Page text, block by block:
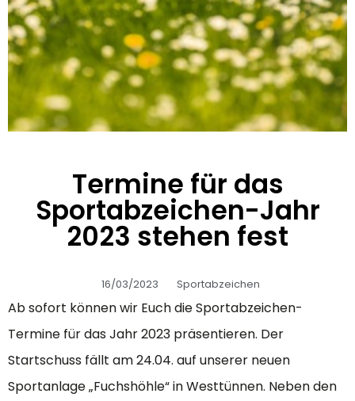
Termine für das
Sportabzeichen-Jahr
2023 stehen fest
16/03/2023 Sportabzeichen
Ab sofort können wir Euch die Sportabzeichen-
Termine für das Jahr 2023 präsentieren. Der
Startschuss fällt am 24.04. auf unserer neuen
Sportanlage „Fuchshöhle“ in Westtünnen. Neben den